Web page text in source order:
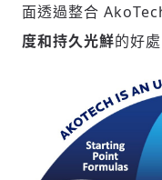
面透過整合
度和持久光鮮的好